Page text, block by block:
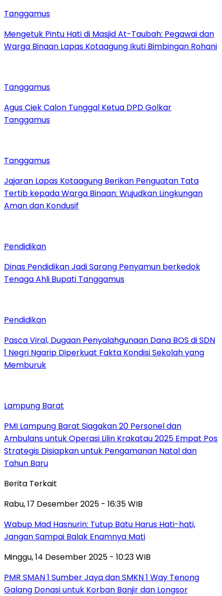
Tanggamus
Mengetuk Pintu Hati di Masjid At-Taubah: Pegawai dan
Warga Binaan Lapas Kotaagung Ikuti Bimbingan Rohani
Tanggamus
Agus Ciek Calon Tunggal Ketua DPD Golkar
Tanggamus
Tanggamus
Jajaran Lapas Kotaagung Berikan Penguatan Tata
Tertib kepada Warga Binaan: Wujudkan Lingkungan
Aman dan Kondusif
Pendidikan
Dinas Pendidikan Jadi Sarang Penyamun berkedok
Tenaga Ahli Bupati Tanggamus
Pendidikan
Pasca Viral, Dugaan Penyalahgunaan Dana BOS di SDN
1 Negri Ngarip Diperkuat Fakta Kondisi Sekolah yang
Memburuk
Lampung Barat
PMI Lampung Barat Siagakan 20 Personel dan
Ambulans untuk Operasi Lilin Krakatau 2025 Empat Pos
Strategis Disiapkan untuk Pengamanan Natal dan
Tahun Baru
Berita Terkait
Rabu, 17 Desember 2025 - 16:35 WIB
Wabup Mad Hasnurin: Tutup Batu Harus Hati-hati,
Jangan Sampai Balak Enamnya Mati
Minggu, 14 Desember 2025 - 10:23 WIB
PMR SMAN 1 Sumber Jaya dan SMKN 1 Way Tenong
Galang Donasi untuk Korban Banjir dan Longsor